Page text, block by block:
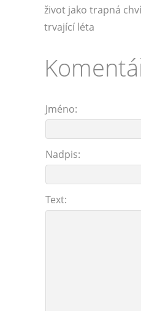
život jako trapná
trvající léta
Jméno:
Nadpis:
Text: